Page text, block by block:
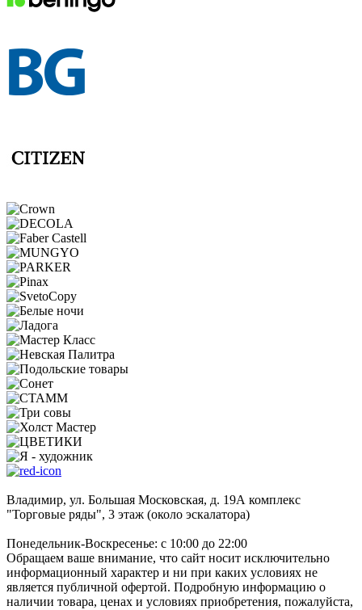
Владимир, ул. Большая Московская, д. 19А комплекс
"Торговые ряды", 3 этаж (около эскалатора)
Понедельник-Воскресенье: с 10:00 до 22:00
Обращаем ваше внимание, что сайт носит исключительно
информационный характер и ни при каких условиях не
является публичной офертой. Подробную информацию о
наличии товара, ценах и условиях приобретения, пожалуйста,